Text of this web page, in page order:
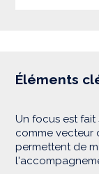
Éléments
Un focus est fait
comme vecteur
permettent de